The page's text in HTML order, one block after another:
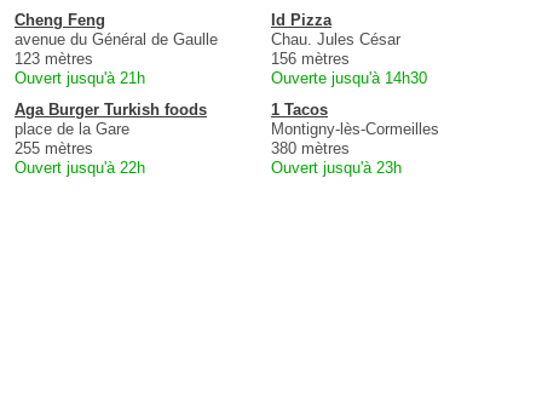
Cheng Feng
avenue du Général de Gaulle
123 mètres
Ouvert jusqu'à 21h
Id Pizza
Chau. Jules César
156 mètres
Ouverte jusqu'à 14h30
Aga Burger Turkish foods
place de la Gare
255 mètres
Ouvert jusqu'à 22h
1 Tacos
Montigny-lès-Cormeilles
380 mètres
Ouvert jusqu'à 23h